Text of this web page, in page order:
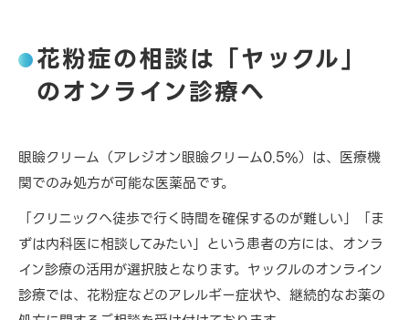
花粉症の相談は「ヤックル」
のオンライン診療へ
眼瞼クリーム（アレジオン眼瞼クリーム0.5%）は、医療機
関でのみ処方が可能な医薬品です。
「クリニックへ徒歩で行く時間を確保するのが難しい」「ま
ずは内科医に相談してみたい」という患者の方には、オンラ
イン診療の活用が選択肢となります。ヤックルのオンライン
診療では、花粉症などのアレルギー症状や、継続的なお薬の